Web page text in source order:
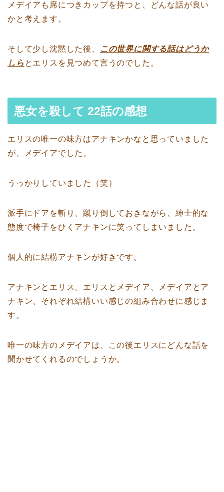
メデイアも席につきカップを持つと、どんな話が良い
かと考えます。
そして少し沈黙した後、
この世界に関する話はどうか
しら とエリスを見つめて言うのでした。
悪女を殺して 22話の感想
エリスの唯一の味方はアナキンかなと思っていました
が、メデイアでした。
うっかりしていました（笑）
派手にドアを斬り、蹴り倒しておきながら、紳士的な
態度で椅子をひくアナキンに笑ってしまいました。
個人的に結構アナキンが好きです。
アナキンとエリス、エリスとメデイア、メデイアとア
ナキン、それぞれ結構いい感じの組み合わせに感じま
す。
唯一の味方のメデイアは、この後エリスにどんな話を
聞かせてくれるのでしょうか。